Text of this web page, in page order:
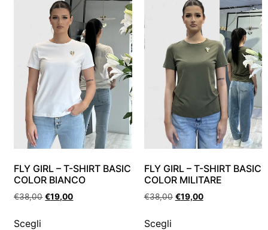
FLY GIRL – T-SHIRT BASIC
COLOR BIANCO
€38,00 €19,00
Scegli
FLY GIRL – T-SHIRT BASIC
COLOR MILITARE
€38,00 €19,00
Scegli